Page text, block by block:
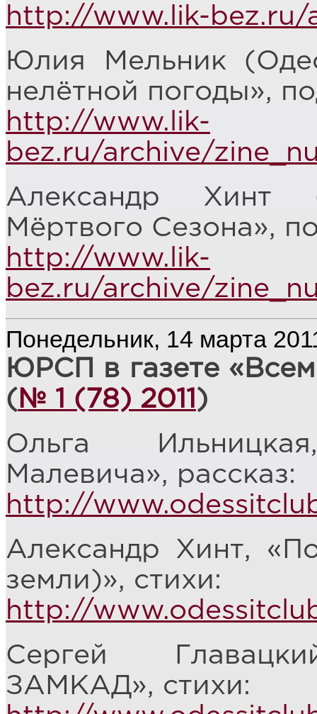
http://www.lik-bez.ru/
Юлия Мельник
нелётной погоды»,
http://www.lik-
bez.ru/archive/
Александр Хинт
Мёртвого Сезона»,
http://www.lik-
bez.ru/archive/
Понедельник, 14 марта
ЮРСП в газете
( № 1 (78) 2011 )
Ольга
Малевича», рассказ:
http://
Александр Хинт,
земли)», стихи:
http://
Сергей
ЗАМКАД», стихи: